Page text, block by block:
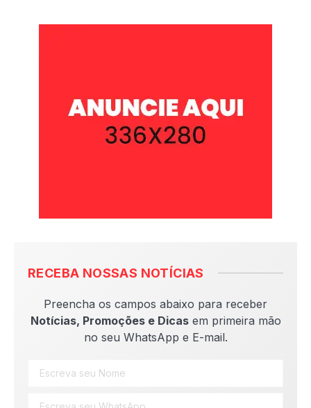
RECEBA NOSSAS NOTÍCIAS
Preencha os campos abaixo para receber
Notícias, Promoções e Dicasem primeira mão
no seu WhatsApp e E-mail.